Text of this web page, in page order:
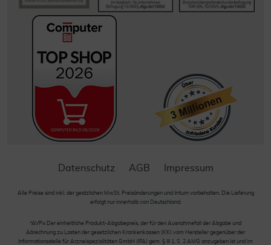
Datenschutz AGB Impressum
Alle Preise sind inkl. der gestzlichen MwSt. Preisänderungen und Irrtum vorbehalten. Die Lieferung
erfolgt nur innerhalb von Deutschland.
*AVP= Der einheitliche Produkt-Abgabepreis, der für den Ausnahmefall der Abgabe und
Abrechnung zu Lasten der gesetzlichen Krankenkassen (KK) vom Hersteller gegenüber der
Informationsstelle für Arzneispezialitäten GmbH (IFA) gem. § III 1, S. 2 AMG anzugeben ist und im